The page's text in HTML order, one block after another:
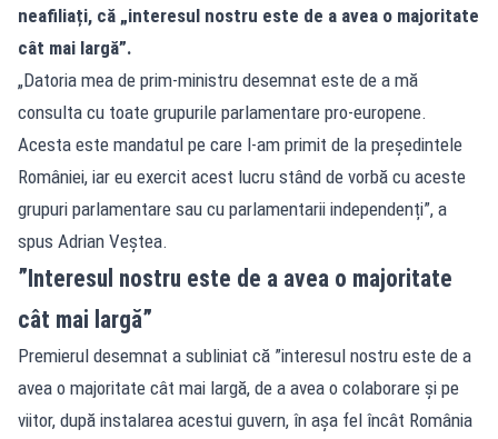
neafiliați, că „interesul nostru este de a avea o majoritate
cât mai largă”.
„Datoria mea de prim-ministru desemnat este de a mă
consulta cu toate grupurile parlamentare pro-europene.
Acesta este mandatul pe care l-am primit de la președintele
României, iar eu exercit acest lucru stând de vorbă cu aceste
grupuri parlamentare sau cu parlamentarii independenți”, a
spus Adrian Veștea.
”Interesul nostru este de a avea o majoritate
cât mai largă”
Premierul desemnat a subliniat că ”interesul nostru este de a
avea o majoritate cât mai largă, de a avea o colaborare și pe
viitor, după instalarea acestui guvern, în așa fel încât România